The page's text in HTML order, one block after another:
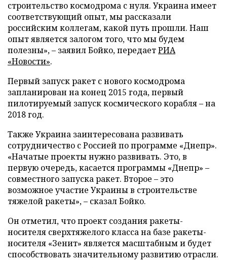
строительство космодрома с нуля. Украина имеет
соответствующий опыт, мы рассказали
российским коллегам, какой путь прошли. Наш
опыт является залогом того, что мы будем
полезны», – заявил Бойко, передаетРИА
«Новости».
Первый запуск ракет с нового космодрома
запланирован на конец 2015 года, первый
пилотируемый запуск космического корабля – на
2018 год.
Также Украина заинтересована развивать
сотрудничество с Россией по программе «Днепр».
«Начатые проекты нужно развивать. Это, в
первую очередь, касается программы «Днепр» –
совместного запуска ракет. Второе – это
возможное участие Украины в строительстве
тяжелой ракеты», – сказал Бойко.
Он отметил, что проект создания ракеты-
носителя сверхтяжелого класса на базе ракеты-
носителя «Зенит» является масштабным и будет
способствовать значительному развитию отрасли.